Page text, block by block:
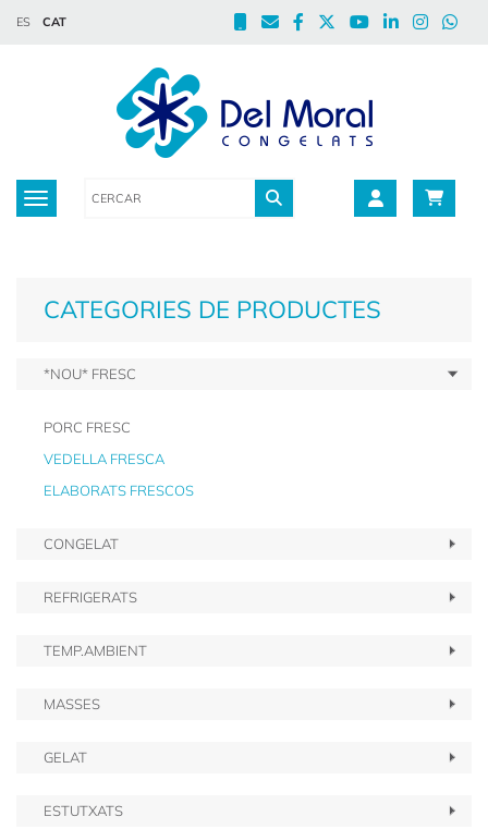
ES CAT
Toggle navigation
CATEGORIES DE PRODUCTES
*NOU* FRESC
PORC FRESC
VEDELLA FRESCA
ELABORATS FRESCOS
CONGELAT
REFRIGERATS
TEMP.AMBIENT
MASSES
GELAT
ESTUTXATS